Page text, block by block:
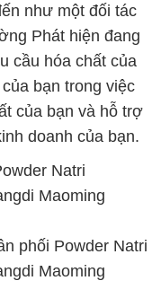
như một đối tác
Phát hiện đang
cầu hóa chất của
bạn trong việc
của bạn và hỗ trợ
doanh của bạn.
Natri
Maoming
phối Powder Natri
Maoming